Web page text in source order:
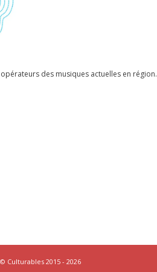
des musiques actuelles en région.
© Culturables 2015 - 2026